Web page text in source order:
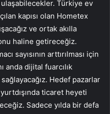
ulaşabilecekler. Türkiye ev
kapısı olan Hometex
ve ortak akılla
haline getireceğiz.
sayısının arttırılması için
anda dijital fuarcılık
Hedef pazarlar
ticaret heyeti
Sadece yılda bir defa